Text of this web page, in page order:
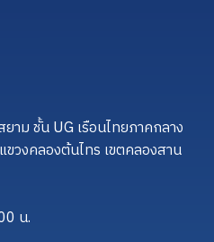
าม ชั้น UG เรือนไทยภาคกลาง
วงคลองต้นไทร เขตคลองสาน
น.